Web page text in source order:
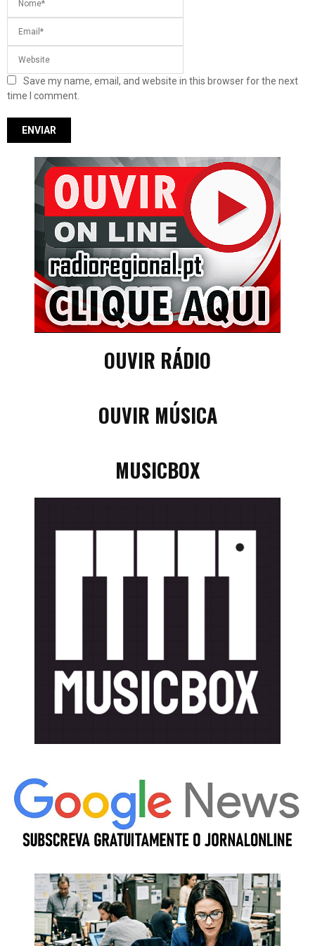
Save my name, email, and website in this browser for the next
time I comment.
OUVIR RÁDIO
OUVIR MÚSICA
MUSICBOX